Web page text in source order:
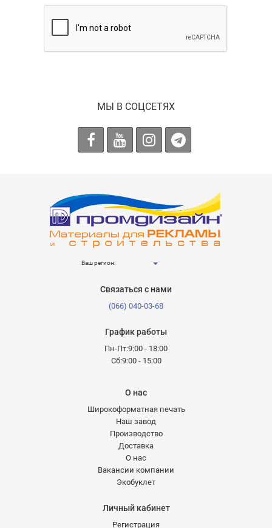
МЫ В СОЦСЕТЯХ
Ваш регион:
Связаться с нами
(066) 040-03-68
График работы
Пн-Пт:9:00 - 18:00
Сб:9:00 - 15:00
О нас
Широкоформатная печать
Наш завод
Производство
Доставка
О нас
Вакансии компании
Экобуклет
Личный кабинет
Регистрация